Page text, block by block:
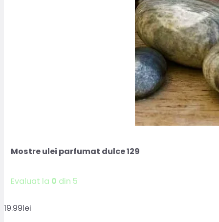
Mostre ulei parfumat dulce 129
Evaluat la 0 din 5
19.99lei